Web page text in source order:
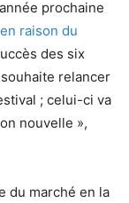
prochaine
en raison du
des six
relancer
; celui-ci va
nouvelle »,
du marché en la